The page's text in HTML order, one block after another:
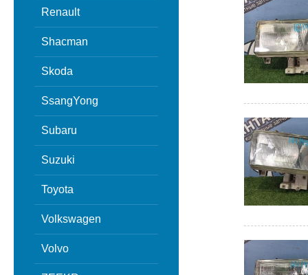
Renault
Shacman
Skoda
SsangYong
Subaru
Suzuki
Toyota
Volkswagen
Volvo